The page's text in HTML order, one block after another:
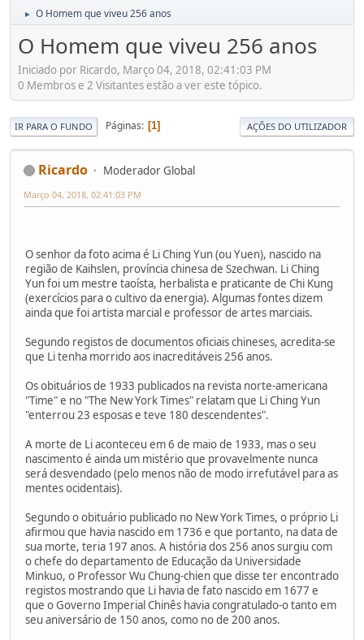
► O Homem que viveu 256 anos
O Homem que viveu 256 anos
Iniciado por Ricardo, Março 04, 2018, 02:41:03 PM
0 Membros e 2 Visitantes estão a ver este tópico.
IR PARA O FUNDO Páginas 1 AÇÕES DO UTILIZADOR
Ricardo Moderador Global
Março 04, 2018, 02:41:03 PM
O senhor da foto acima é Li Ching Yun (ou Yuen), nascido na
região de Kaihslen, província chinesa de Szechwan. Li Ching
Yun foi um mestre taoísta, herbalista e praticante de Chi Kung
(exercícios para o cultivo da energia). Algumas fontes dizem
ainda que foi artista marcial e professor de artes marciais.
Segundo registos de documentos oficiais chineses, acredita-se
que Li tenha morrido aos inacreditáveis 256 anos.
Os obituários de 1933 publicados na revista norte-americana
"Time" e no "The New York Times" relatam que Li Ching Yun
"enterrou 23 esposas e teve 180 descendentes".
A morte de Li aconteceu em 6 de maio de 1933, mas o seu
nascimento é ainda um mistério que provavelmente nunca
será desvendado (pelo menos não de modo irrefutável para as
mentes ocidentais).
Segundo o obituário publicado no New York Times, o próprio Li
afirmou que havia nascido em 1736 e que portanto, na data de
sua morte, teria 197 anos. A história dos 256 anos surgiu com
o chefe do departamento de Educação da Universidade
Minkuo, o Professor Wu Chung-chien que disse ter encontrado
registos mostrando que Li havia de fato nascido em 1677 e
que o Governo Imperial Chinês havia congratulado-o tanto em
seu aniversário de 150 anos, como no de 200 anos.